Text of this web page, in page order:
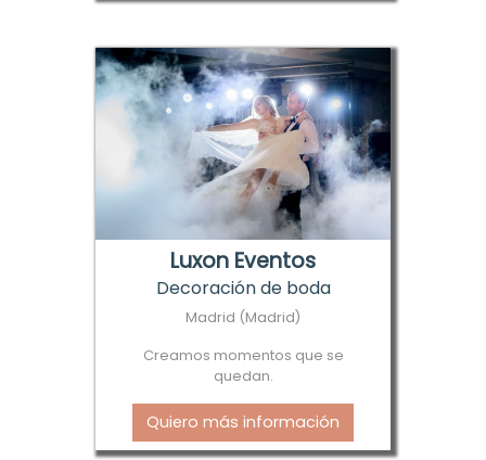
Luxon Eventos
Decoración de boda
Madrid (Madrid)
Creamos momentos que se
quedan.
Quiero más información